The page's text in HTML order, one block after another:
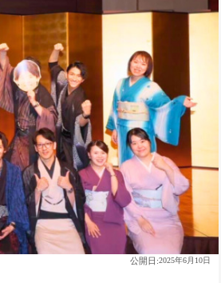
公開日:2025年6月10日